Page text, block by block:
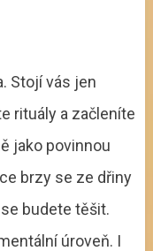
Stojí vás jen
rituály a začleníte
jako povinnou
brzy se ze dřiny
budete těšit.
úroveň. I